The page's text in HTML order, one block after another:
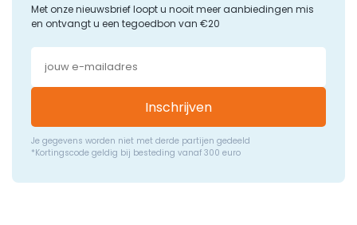
Met onze nieuwsbrief loopt u nooit meer aanbiedingen mis
en ontvangt u een tegoedbon van €20
Inschrijven
Je gegevens worden niet met derde partijen gedeeld
*Kortingscode geldig bij besteding vanaf 300 euro